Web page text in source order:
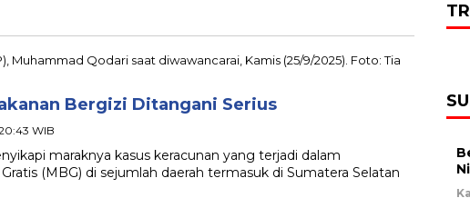
Bergizi Ditangani Serius
WIB
maraknya kasus keracunan yang terjadi dalam
(MBG) di sejumlah daerah termasuk di Sumatera Selatan